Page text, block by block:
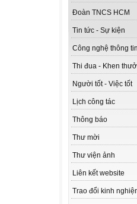
Đoàn TNCS HCM
Tin tức - Sự kiện
Công nghệ thông tin
Thi đua - Khen
Người tốt - Việc tốt
Lịch công tác
Thông báo
Thư mời
Thư viện ảnh
Liên kết website
Trao đổi kinh